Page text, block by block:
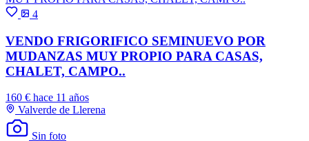
4
VENDO FRIGORIFICO SEMINUEVO POR
MUDANZAS MUY PROPIO PARA CASAS,
CHALET, CAMPO..
160 € hace 11 años
Valverde de Llerena
Sin foto